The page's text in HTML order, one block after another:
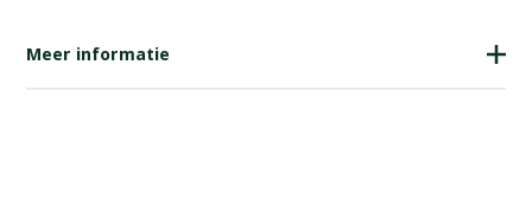
Meer informatie